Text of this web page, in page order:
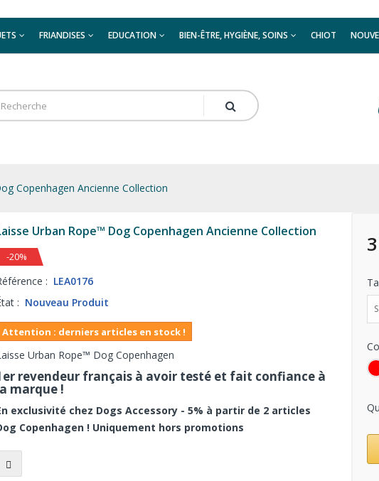
FRIANDISES EDUCATION BIEN-ÊTRE, HYGIÈNE, SOINS CHIOT
Copenhagen Ancienne Collection
Urban Rope™ Dog Copenhagen Ancienne Collection
-20%
: LEA0176
: Nouveau Produit
Attention : derniers articles en stock !
Urban Rope™ Dog Copenhagen
revendeur français à avoir testé et fait confiance à
marque !
exclusivité chez Dogs Accessory - 5% à partir de 2 articles
Copenhagen ! Uniquement hors promotions
S